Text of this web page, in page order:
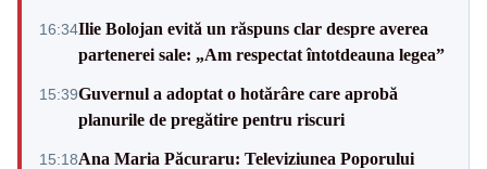
16:34Ilie Bolojan evită un răspuns clar despre averea
partenerei sale: „Am respectat întotdeauna legea”
15:39Guvernul a adoptat o hotărâre care aprobă
planurile de pregătire pentru riscuri
15:18Ana Maria Păcuraru: Televiziunea Poporului